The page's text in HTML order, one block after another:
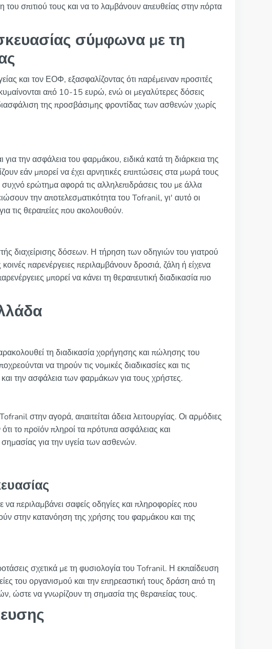
σπιτιού τους και να το λαμβάνουν απευθείας στην πόρτα
σύμφωνα με τη
και τον ΕΟΦ, εξασφαλίζοντας ότι παρέμειναν προσιτές
από 10-15 ευρώ, ενώ οι μεγαλύτερες δόσεις
της προσβάσιμης φροντίδας των ασθενών χωρίς
την ασφάλεια του φαρμάκου, ειδικά κατά τη διάρκεια της
εάν μπορεί να έχει αρνητικές επιπτώσεις στα μωρά τους
ερώτημα αφορά τις αλληλεπιδράσεις του με άλλα
την αποτελεσματικότητα του Tofranil, γι' αυτό οι
τις θεραπείες που ακολουθούν.
διαχείρισης δόσεων. Η τήρηση των οδηγιών του γιατρού
παρενέργειες περιλαμβάνουν δροσιά, ζάλη ή είχενα
μπορεί να κάνει τη θεραπευτική διαδικασία πιο
τη διαδικασία χορήγησης και πώλησης του
να τηρούν τις νομικές διαδικασίες και τις
την ασφάλεια των φαρμάκων για τους χρήστες.
στην αγορά, απαιτείται άδεια λειτουργίας. Οι αρμόδιες
το προϊόν πληροί τα πρότυπα ασφάλειας και
σημασίας για την υγεία των ασθενών.
περιλαμβάνει σαφείς οδηγίες και πληροφορίες που
στην κατανόηση της χρήσης του φαρμάκου και της
σχετικά με τη φυσιολογία του Tofranil. Η εκπαίδευση
του οργανισμού και την επηρεαστική τους δράση από τη
ώστε να γνωρίζουν τη σημασία της θεραπείας τους.